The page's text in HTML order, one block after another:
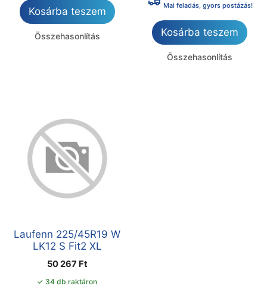
Kosárba teszem
Összehasonlítás
Mai feladás, gyors postázás!
Kosárba teszem
Összehasonlítás
Laufenn 225/45R19 W
LK12 S Fit2 XL
50 267 Ft
✓ 34 db raktáron